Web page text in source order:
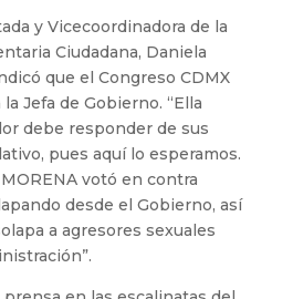
y Vicecoordinadora de la
Ciudadana, Daniela
que el Congreso CDMX
Jefa de Gobierno. “Ella
debe responder de sus
pues aquí lo esperamos.
votó en contra
desde el Gobierno, así
a agresores sexuales